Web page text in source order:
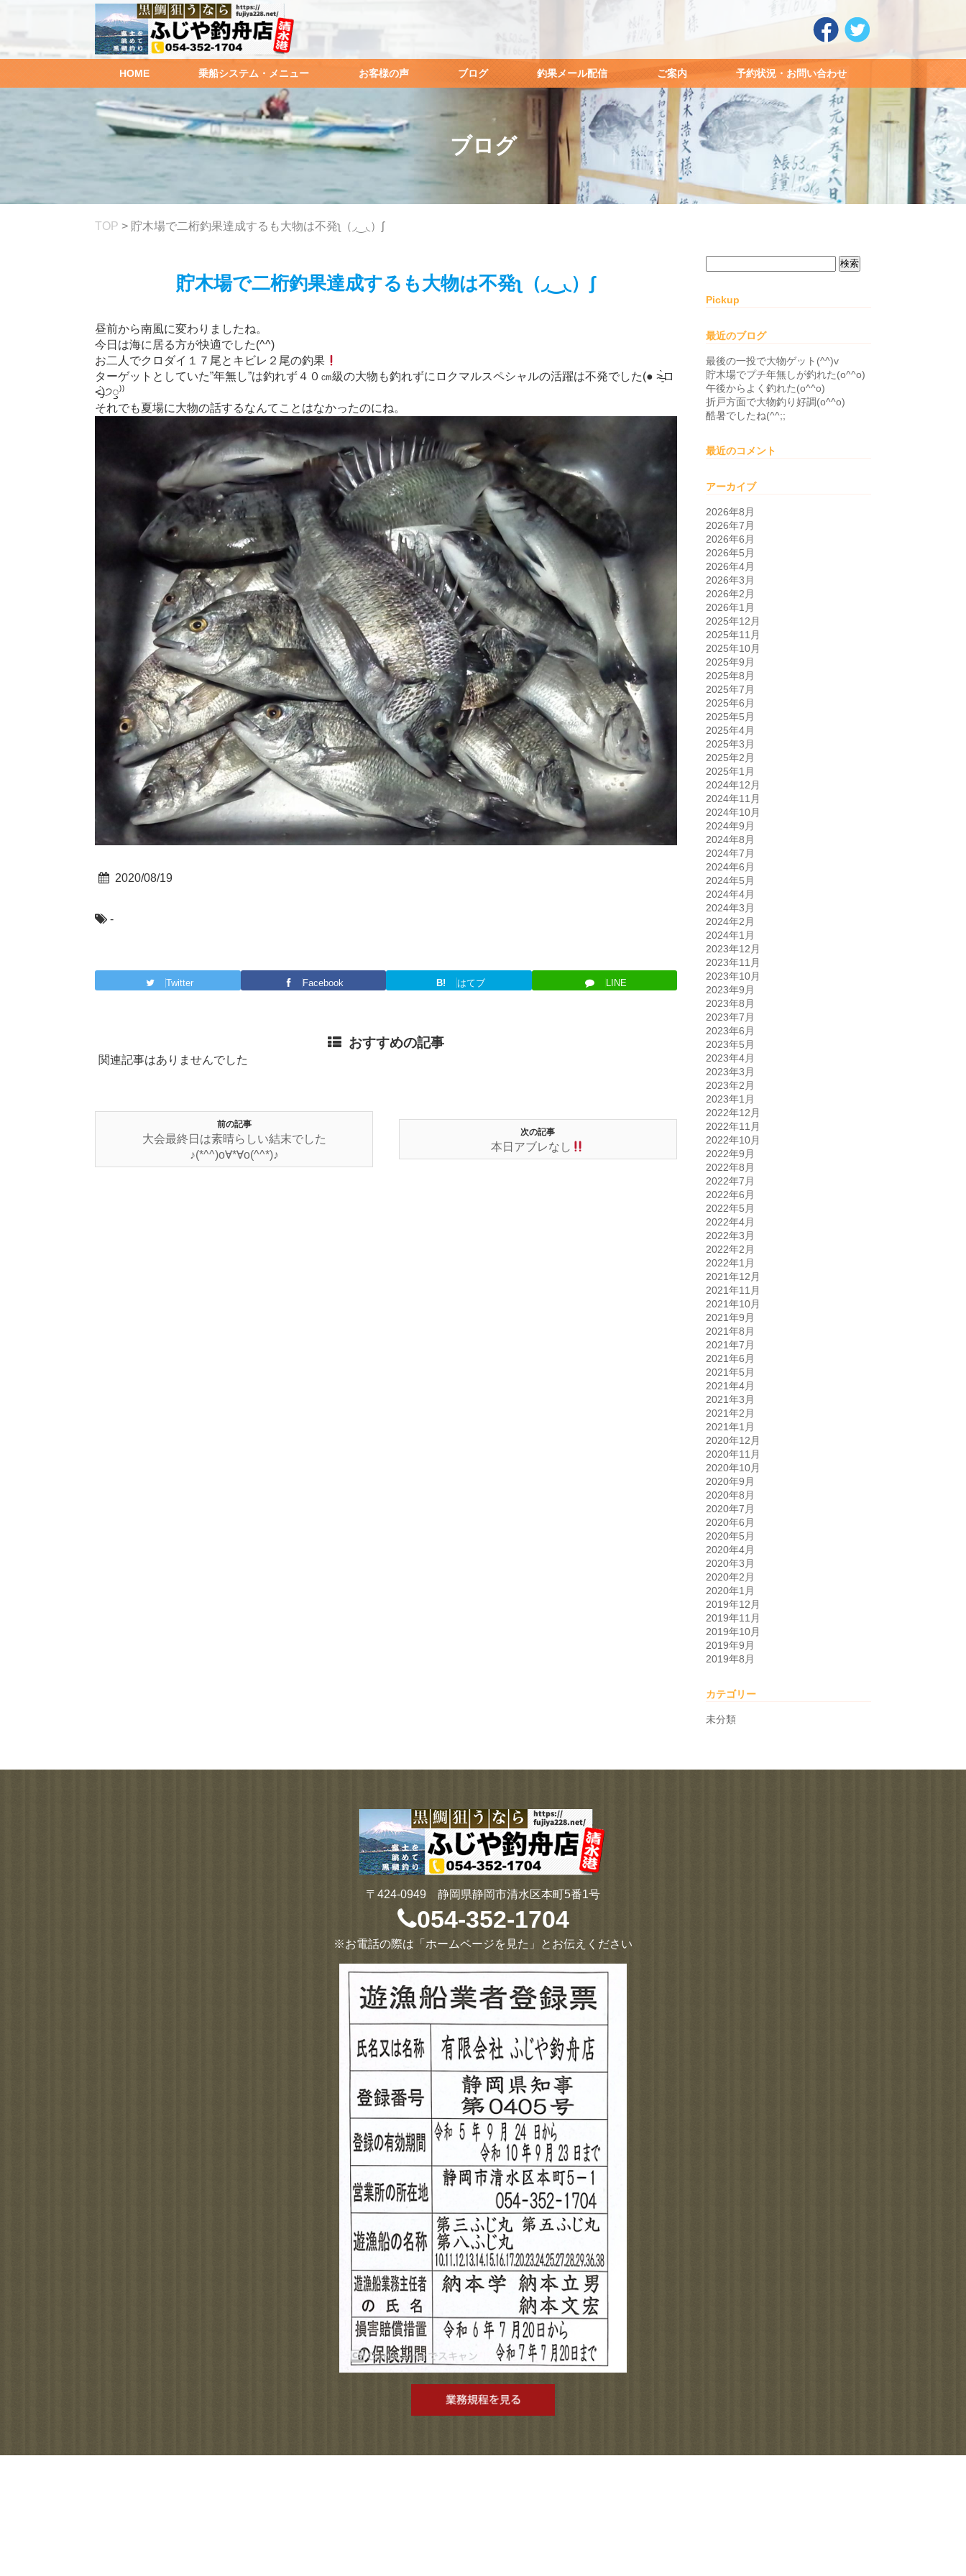
HOME 乗船システム・メニュー お客様の声 ブログ 釣果メール配信 ご案内 予約状況・お問い合わせ
ブログ
TOP > 貯木場で二桁釣果達成するも大物は不発ʅ（◞‿◟）ʃ
貯木場で二桁釣果達成するも大物は不発ʅ（◞‿◟）ʃ
昼前から南風に変わりましたね。
今日は海に居る方が快適でした(^^)
お二人でクロダイ１７尾とキビレ２尾の釣果
ターゲットとしていた”年無し”は釣れず４０㎝級の大物も釣れずにロクマルスペシャルの活躍は不発でした(● ˃̶͈̀ロ
˂̶͈́)੭ꠥ⁾⁾
それでも夏場に大物の話するなんてことはなかったのにね。
2020/08/19
-
Twitter Facebook B! はてブ LINE
おすすめの記事
関連記事はありませんでした
前の記事
大会最終日は素晴らしい結末でした
♪(*^^)o∀*∀o(^^*)♪
次の記事
本日アブレなし
索:
Pickup
最近のブログ
最後の一投で大物ゲット(^^)v
貯木場でプチ年無しが釣れた(o^^o)
午後からよく釣れた(o^^o)
折戸方面で大物釣り好調(o^^o)
酷暑でしたね(^^;;
最近のコメント
アーカイブ
2026年8月
2026年7月
2026年6月
2026年5月
2026年4月
2026年3月
2026年2月
2026年1月
2025年12月
2025年11月
2025年10月
2025年9月
2025年8月
2025年7月
2025年6月
2025年5月
2025年4月
2025年3月
2025年2月
2025年1月
2024年12月
2024年11月
2024年10月
2024年9月
2024年8月
2024年7月
2024年6月
2024年5月
2024年4月
2024年3月
2024年2月
2024年1月
2023年12月
2023年11月
2023年10月
2023年9月
2023年8月
2023年7月
2023年6月
2023年5月
2023年4月
2023年3月
2023年2月
2023年1月
2022年12月
2022年11月
2022年10月
2022年9月
2022年8月
2022年7月
2022年6月
2022年5月
2022年4月
2022年3月
2022年2月
2022年1月
2021年12月
2021年11月
2021年10月
2021年9月
2021年8月
2021年7月
2021年6月
2021年5月
2021年4月
2021年3月
2021年2月
2021年1月
2020年12月
2020年11月
2020年10月
2020年9月
2020年8月
2020年7月
2020年6月
2020年5月
2020年4月
2020年3月
2020年2月
2020年1月
2019年12月
2019年11月
2019年10月
2019年9月
2019年8月
カテゴリー
未分類
〒424-0949 静岡県静岡市清水区本町5番1号
054-352-1704
※お電話の際は「ホームページを見た」とお伝えください